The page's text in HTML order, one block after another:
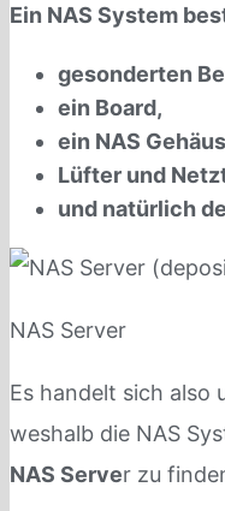
Ein NAS System
gesonderten
ein Board,
ein NAS
Lüfter und
und natürlich
NAS Server
Es handelt sich also
weshalb die NAS
NAS Server zu